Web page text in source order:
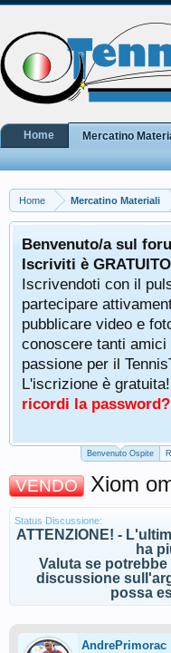
Home Mercatino Materiali
Benvenuto/a sul
Iscriviti è
Iscrivendoti con il
partecipare
pubblicare video e
conoscere tanti
passione per il
L'iscrizione è gratuita!
ricordi la
Benvenuto Ospite
VENDO Xiom
Status Discussione:
ATTENZIONE! -
ha
Valuta se
discussione
possa
AndrePrimorac
Home Mercatino